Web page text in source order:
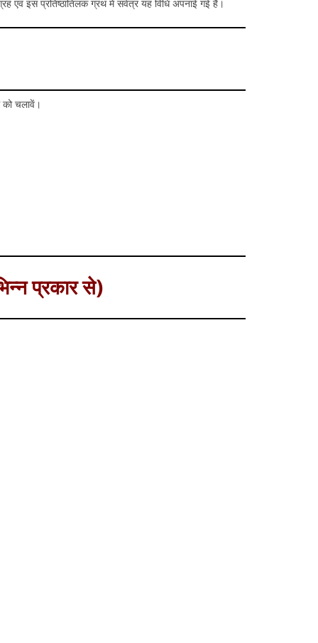
एवं इस प्रतिष्ठातिलक ग्रंथ में सर्वत्र यह विधि अपनाई गई है।
चलावें।
प्रकार से)